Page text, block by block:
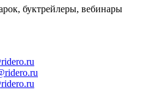
буктрейлеры, вебинары